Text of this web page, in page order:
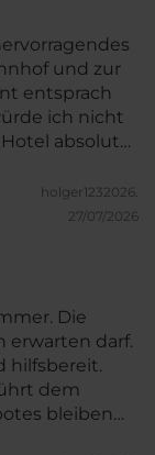
und zur
entsprach
ich nicht
absolut
holger1232026.
27/07/2026
Die
erwarten darf.
hilfsbereit.
dem
bleiben